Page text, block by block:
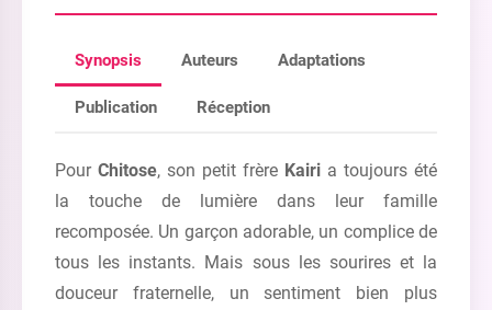
Synopsis Auteurs Adaptations
Publication Réception
Pour Chitose, son petit frère Kairi a toujours été
la touche de lumière dans leur famille
recomposée. Un garçon adorable, un complice de
tous les instants. Mais sous les sourires et la
douceur fraternelle, un sentiment bien plus